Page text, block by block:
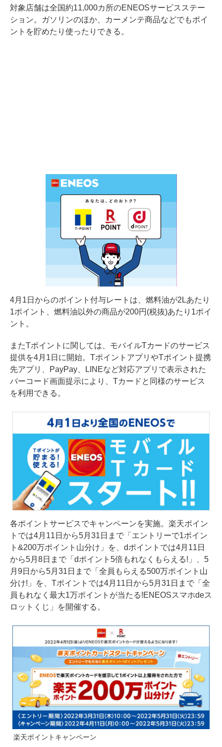
対象店舗は全国約11,000カ所のENEOSサービスステー
ション。ガソリンのほか、カーメンテ商品などでもポイ
ントを貯めたり使ったりできる。
4月1日からのポイント付与レートは、燃料油が2Lあたり
1ポイント、燃料油以外の商品が200円(税抜)あたり1ポイ
ント。
またTポイントに関しては、モバイルTカードのサービス
提供を4月1日に開始。TポイントアプリやTポイント提携
先アプリ、PayPay、LINEなど対応アプリで表示された
バーコード画面提示により、Tカードと同様のサービス
を利用できる。
各ポイントサービスでキャンペーンを実施。楽天ポイン
トでは4月11日から5月31日まで「エントリーで1ポイン
ト&200万ポイント山分け」を、dポイントでは4月11日
から5月8日まで「dポイント5倍もれなくもらえる!」、5
月9日から5月31日まで「全員もらえる500万ポイント山
分け!」を、Tポイントでは4月11日から5月31日まで「全
員もれなく最大1万ポイントが当たる!ENEOSスマホdeス
ロットくじ」を開催する。
楽天ポイントキャンペーン